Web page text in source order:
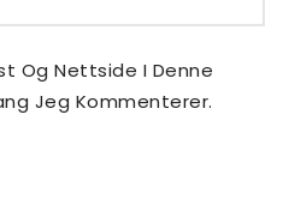
Og Nettside I Denne
Jeg Kommenterer.